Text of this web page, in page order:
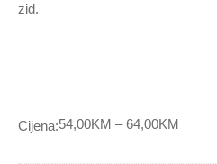
zid.
Cijena:54,00KM – 64,00KM